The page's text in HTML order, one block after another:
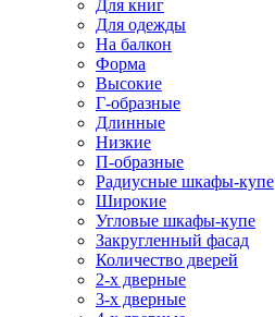
Для книг
Для одежды
На балкон
Форма
Высокие
Г-образные
Длинные
Низкие
П-образные
Радиусные шкафы-купе
Широкие
Угловые шкафы-купе
Закругленный фасад
Количество дверей
2-х дверные
3-х дверные